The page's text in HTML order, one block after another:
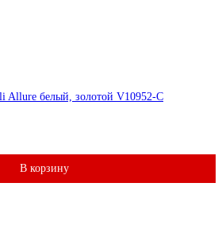
Allure белый, золотой V10952-C
В корзину